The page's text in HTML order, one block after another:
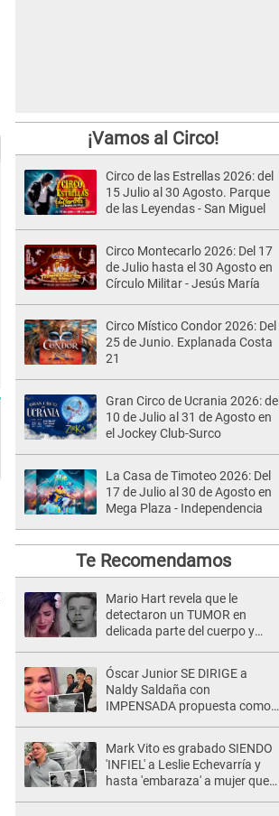
¡Vamos al Circo!
Circo de las Estrellas 2026: del
15 Julio al 30 Agosto. Parque
de las Leyendas - San Miguel
Circo Montecarlo 2026: Del 17
de Julio hasta el 30 Agosto en
Círculo Militar - Jesús María
Circo Místico Condor 2026: Del
25 de Junio. Explanada Costa
21
Gran Circo de Ucrania 2026: del
10 de Julio al 31 de Agosto en
el Jockey Club-Surco
La Casa de Timoteo 2026: Del
17 de Julio al 30 de Agosto en
Mega Plaza - Independencia
Te Recomendamos
Mario Hart revela que le
detectaron un TUMOR en
delicada parte del cuerpo y
muy fuertes..."
Óscar Junior SE DIRIGE a
Naldy Saldaña con
IMPENSADA propuesta como
Mark Vito es grabado SIENDO
'INFIEL' a Leslie Echevarría y
hasta 'embaraza' a mujer que